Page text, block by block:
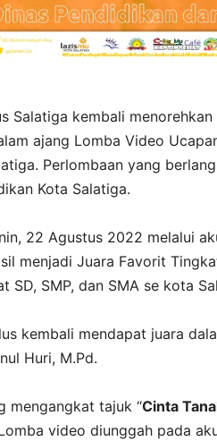
Salatiga kembali
ajang Lomba Video
Perlombaan yang
Kota Salatiga.
22 Agustus 2022 melalui
menjadi Juara Favorit
SMP, dan SMA se kota
kembali mendapat juara
Huri, M.Pd.
mengangkat tajuk “Cinta
video diunggah pada